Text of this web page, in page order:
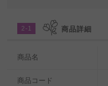
2-1 商品詳細
商品名
商品コード